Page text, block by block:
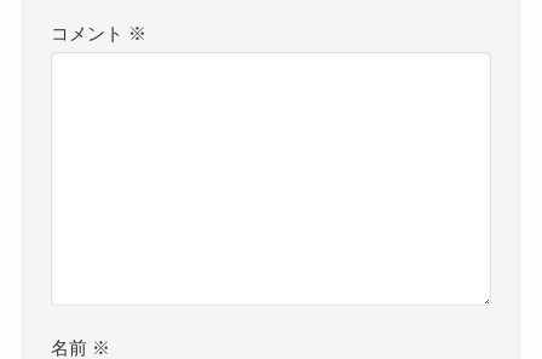
コメント ※
名前 ※